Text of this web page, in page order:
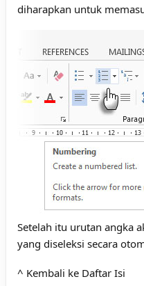
diharapkan untuk
Setelah itu urutan angka
yang diseleksi secara
^ Kembali ke Daftar Isi